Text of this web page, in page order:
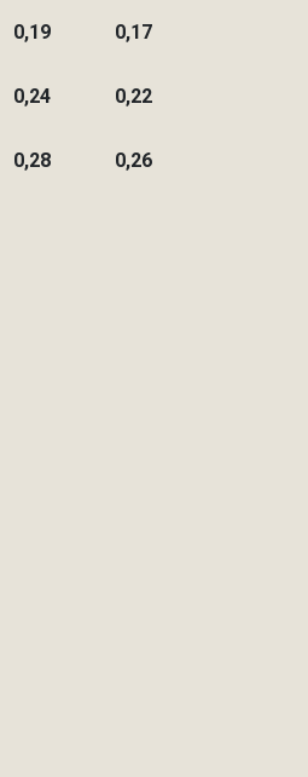
0,19 0,17
0,24 0,22
0,28 0,26